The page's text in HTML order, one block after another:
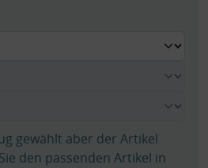
gewählt aber der Artikel
den passenden Artikel in